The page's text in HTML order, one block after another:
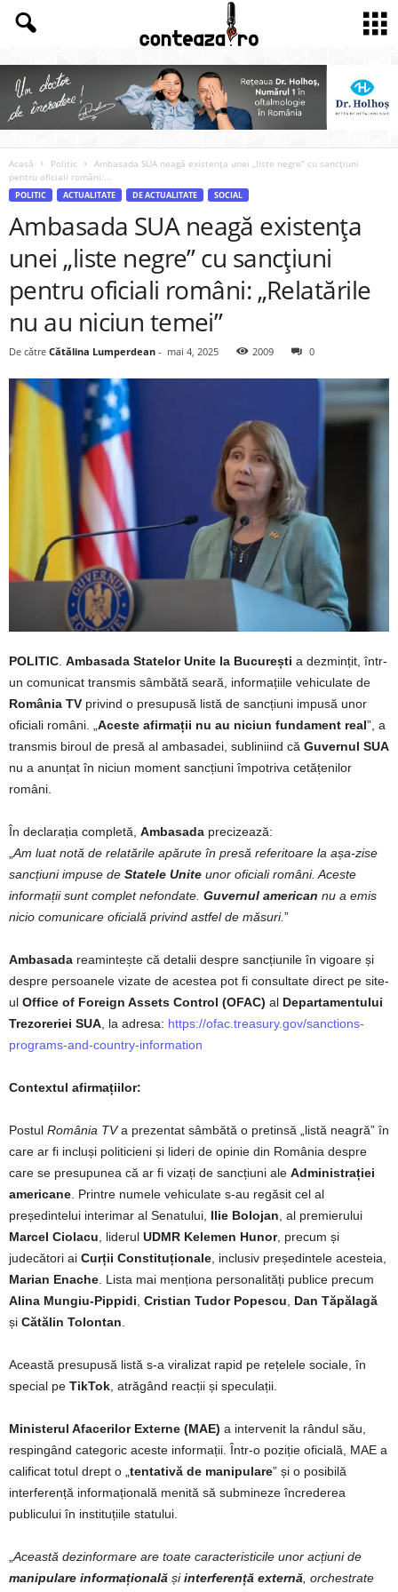
Acasă Politic
Ambasada SUA neagă existența unei „liste negre” cu sancțiuni
pentru oficiali români:...
POLITIC ACTUALITATE DE ACTUALITATE SOCIAL
Ambasada SUA neagă existența
unei „liste negre” cu sancțiuni
pentru oficiali români: „Relatările
nu au niciun temei”
De către Cătălina Lumperdean - mai 4, 2025 2009 0
POLITIC. Ambasada Statelor Unite la București a dezmințit, într-
un comunicat transmis sâmbătă seară, informațiile vehiculate de
România TV privind o presupusă listă de sancțiuni impusă unor
oficiali români. „Aceste afirmații nu au niciun fundament real”, a
transmis biroul de presă al ambasadei, subliniind că Guvernul SUA
nu a anunțat în niciun moment sancțiuni împotriva cetățenilor
români.
În declarația completă, Ambasada precizează:
„Am luat notă de relatările apărute în presă referitoare la așa-zise
sancțiuni impuse de Statele Unite unor oficiali români. Aceste
informații sunt complet nefondate. Guvernul american nu a emis
nicio comunicare oficială privind astfel de măsuri.”
Ambasada reamintește că detalii despre sancțiunile în vigoare și
despre persoanele vizate de acestea pot fi consultate direct pe site-
ul Office of Foreign Assets Control (OFAC) al Departamentului
Trezoreriei SUA, la adresa: https://ofac.treasury.gov/sanctions-
programs-and-country-information
Contextul afirmațiilor:
Postul România TVa prezentat sâmbătă o pretinsă „listă neagră” în
care ar fi incluși politicieni și lideri de opinie din România despre
care se presupunea că ar fi vizați de sancțiuni ale Administrației
americane. Printre numele vehiculate s-au regăsit cel al
președintelui interimar al Senatului, Ilie Bolojan, al premierului
Marcel Ciolacu, liderul UDMR Kelemen Hunor, precum și
judecători ai Curții Constituționale, inclusiv președintele acesteia,
Marian Enache. Lista mai menționa personalități publice precum
Alina Mungiu-Pippidi, Cristian Tudor Popescu, Dan Tăpălagă
și Cătălin Tolontan.
Această presupusă listă s-a viralizat rapid pe rețelele sociale, în
special pe TikTok, atrăgând reacții și speculații.
Ministerul Afacerilor Externe (MAE) a intervenit la rândul său,
respingând categoric aceste informații. Într-o poziție oficială, MAE a
calificat totul drept o „tentativă de manipulare” și o posibilă
interferență informațională menită să submineze încrederea
publicului în instituțiile statului.
„Această dezinformare are toate caracteristicile unor acțiuni de
manipulare informațională șiinterferență externă, orchestrate